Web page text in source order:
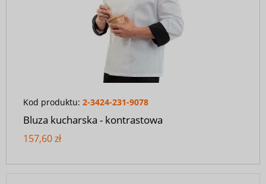
Kod produktu: 2-3424-231-9078
Bluza kucharska - kontrastowa
157,60 zł